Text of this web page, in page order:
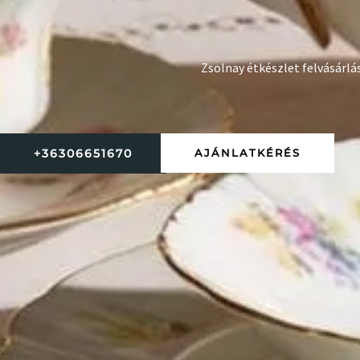
Zsolnay étkészlet
+36306651670 AJÁNLATKÉRÉS